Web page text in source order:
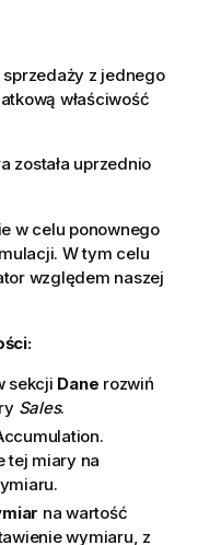
z jednego
właściwość
została uprzednio
w celu ponownego
W tym celu
względem naszej
sekcji Dane rozwiń
Sales.
.
tej miary na
na wartość
wymiaru, z